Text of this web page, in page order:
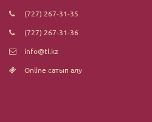
(727) 267-31-35
(727) 267-31-36
info@tl.kz
Online сатып алу